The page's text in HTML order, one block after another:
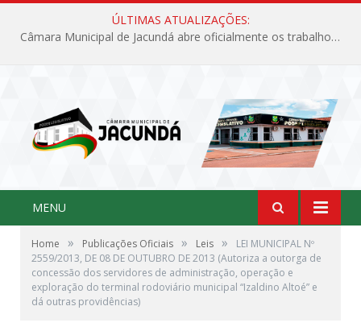
ÚLTIMAS ATUALIZAÇÕES:
Câmara Municipal de Jacundá abre oficialmente os trabalhos legislativos de 2026
MENU
Home » Publicações Oficiais » Leis »
LEI MUNICIPAL Nº
2559/2013, DE 08 DE OUTUBRO DE 2013 (Autoriza a outorga de
concessão dos servidores de administração, operação e
exploração do terminal rodoviário municipal “Izaldino Altoé” e
dá outras providências)